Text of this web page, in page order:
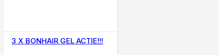
3 X BONHAIR GEL ACTIE!!!